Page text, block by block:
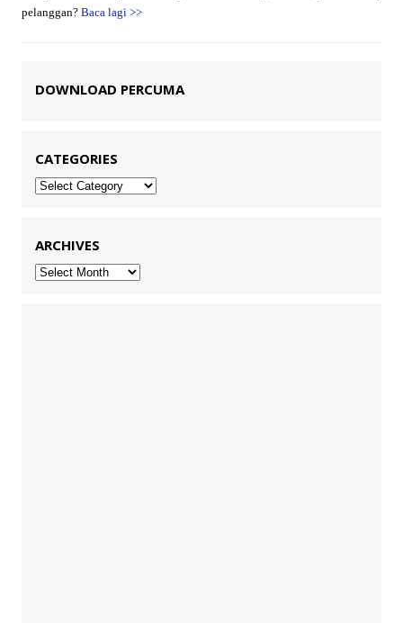
pelanggan? Baca lagi >>
DOWNLOAD PERCUMA
CATEGORIES
Categories
ARCHIVES
Archives